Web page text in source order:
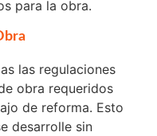
para la obra.
las regulaciones
obra requeridos
de reforma. Esto
desarrolle sin